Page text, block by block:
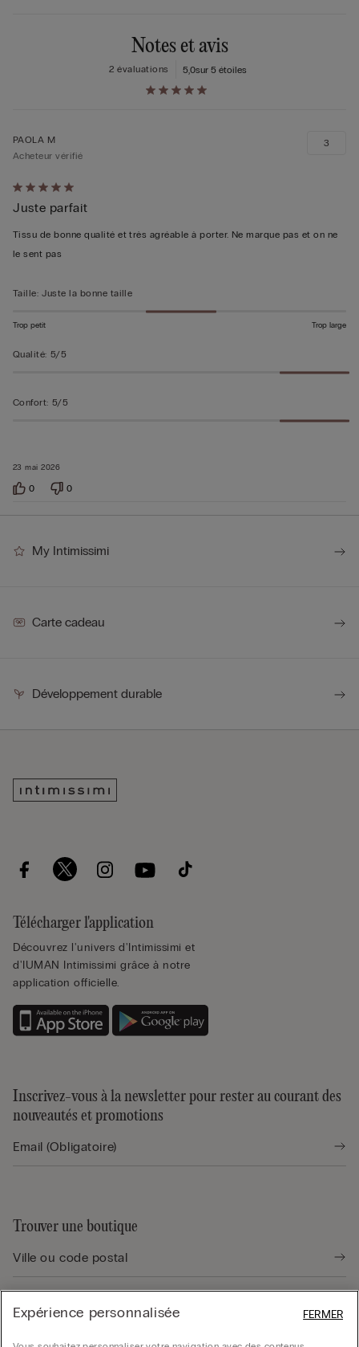
Notes et avis
5,0sur 5 étoiles
2 évaluations
Évalué
5sur 5
23 mai 2026
PAOLA M
Acheteur vérifié
Juste parfait
Tissu de bonne qualité et très agréable à porter. Ne marque pas et on ne
le sent pas
3
Taille: Juste la bonne taille
Trop petit Trop large
Qualité: 5/5
Confort: 5/5
0 0
My Intimissimi
Carte cadeau
Développement durable
Télécharger l'application
Découvrez l'univers d'Intimissimi et
d'IUMAN Intimissimi grâce à notre
application officielle.
Inscrivez-vous à la newsletter pour rester au courant des
nouveautés et promotions
Trouver une boutique
Expérience personnalisée FERMER